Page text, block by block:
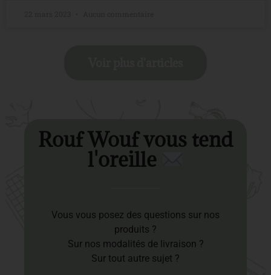
Rouf Wouf vous tend
l'oreille
Vous vous posez des questions sur nos
produits ?
Sur nos modalités de livraison ?
Sur tout autre sujet ?